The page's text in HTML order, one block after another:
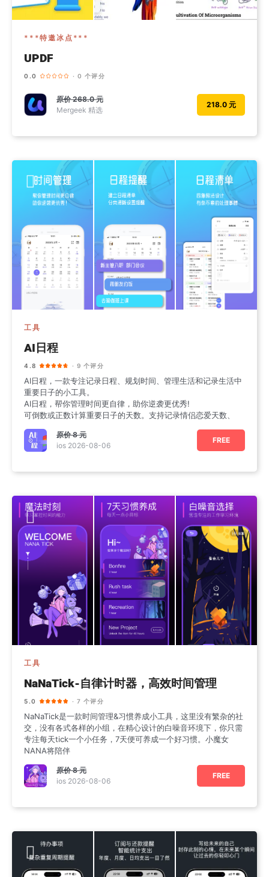
***特邀冰点***
UPDF
0.0 · 0 个评分
原价268.0 元
Mergeek 精选
218.0 元
工具
AI日程
4.8 · 9 个评分
AI日程，一款专注记录日程、规划时间、管理生活和记录生活中
重要日子的小工具。
AI日程，帮你管理时间更自律，助你逆袭更优秀!
可倒数或正数计算重要日子的天数。支持记录情侣恋爱天数、
原价8 元
ios 2026-08-06
FREE
工具
NaNaTick-自律计时器，高效时间管理
5.0 · 7 个评分
NaNaTick是一款时间管理&习惯养成小工具，这里没有繁杂的社
交，没有各式各样的小组，在精心设计的白噪音环境下，你只需
专注每天tick一个小任务，7天便可养成一个好习惯。小魔女
NANA将陪伴
原价8 元
ios 2026-08-06
FREE